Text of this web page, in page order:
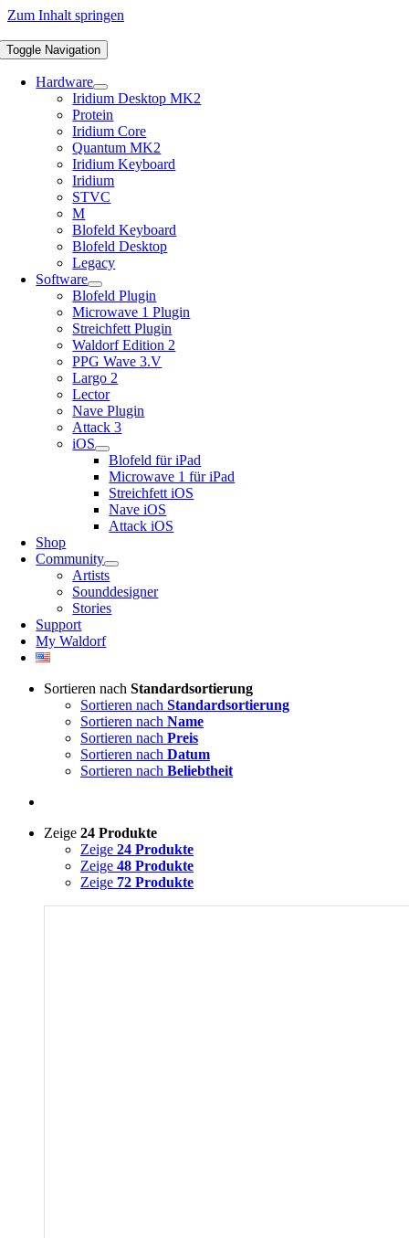
Zum Inhalt springen
Toggle Navigation
Hardware
Iridium Desktop MK2
Protein
Iridium Core
Quantum MK2
Iridium Keyboard
Iridium
STVC
M
Blofeld Keyboard
Blofeld Desktop
Legacy
Software
Blofeld Plugin
Microwave 1 Plugin
Streichfett Plugin
Waldorf Edition 2
PPG Wave 3.V
Largo 2
Lector
Nave Plugin
Attack 3
iOS
Blofeld für iPad
Microwave 1 für iPad
Streichfett iOS
Nave iOS
Attack iOS
Shop
Community
Artists
Sounddesigner
Stories
Support
My Waldorf
Sortieren nach Standardsortierung
Sortieren nach Standardsortierung
Sortieren nach Name
Sortieren nach Preis
Sortieren nach Datum
Sortieren nach Beliebtheit
Zeige 24 Produkte
Zeige 24 Produkte
Zeige 48 Produkte
Zeige 72 Produkte